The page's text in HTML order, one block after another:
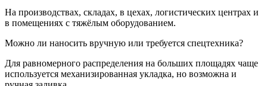
На производствах, складах, в цехах, логистических центрах и
в помещениях с тяжёлым оборудованием.
Можно ли наносить вручную или требуется спецтехника?
Для равномерного распределения на больших площадях чаще
используется механизированная укладка, но возможна и